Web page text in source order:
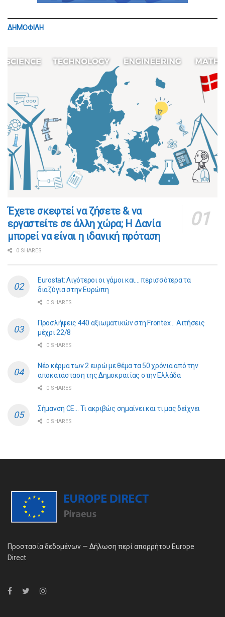
ΔΗΜΟΦΙΛΗ
​​Έχετε σκεφτεί να ζήσετε & να
εργαστείτε σε άλλη χώρα; Η Δανία
μπορεί να είναι η ιδανική πρόταση
0 SHARES
Eurostat: Λιγότεροι οι γάμοι και… περισσότερα τα
διαζύγια στην Ευρώπη
0 SHARES
Προσλήψεις 440 αξιωματικών στη Frontex… Αιτήσεις
μέχρι 22/8
0 SHARES
Νέο κέρμα των 2 ευρώ με θέμα τα 50 χρόνια από την
αποκατάσταση της Δημοκρατίας στην Ελλάδα
0 SHARES
Σήμανση CE… Τι ακριβώς σημαίνει και τι μας δείχνει
0 SHARES
Προστασία δεδομένων — Δήλωση περί απορρήτου Europe
Direct